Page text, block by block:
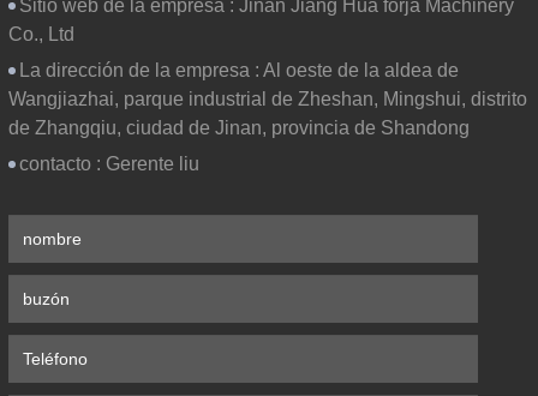
Sitio web de la empresa : Jinan Jiang Hua forja Machinery
Co., Ltd
La dirección de la empresa : Al oeste de la aldea de
Wangjiazhai, parque industrial de Zheshan, Mingshui, distrito
de Zhangqiu, ciudad de Jinan, provincia de Shandong
contacto : Gerente liu